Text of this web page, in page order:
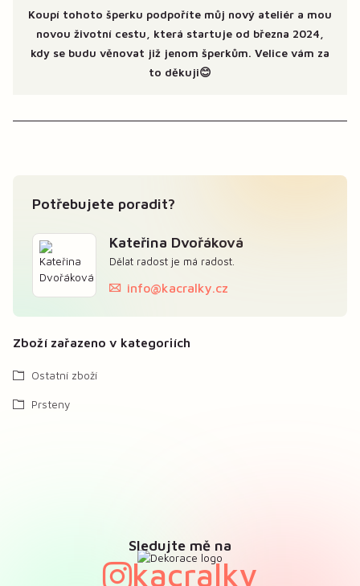
Koupí tohoto šperku podpoříte můj nový ateliér a mou
novou životní cestu, která startuje od března 2024,
kdy se budu věnovat již jenom šperkům. Velice vám za
to děkuji😊
Potřebujete poradit?
Kateřina Dvořáková
Dělat radost je má radost.
info@kacralky.cz
Zboží zařazeno v kategoriích
Ostatní zboží
Prsteny
Sledujte mě na
kacralky